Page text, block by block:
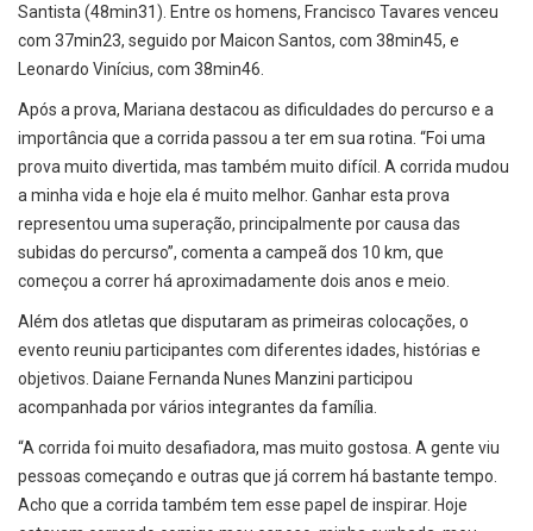
Santista (48min31). Entre os homens, Francisco Tavares venceu
com 37min23, seguido por Maicon Santos, com 38min45, e
Leonardo Vinícius, com 38min46.
Após a prova, Mariana destacou as dificuldades do percurso e a
importância que a corrida passou a ter em sua rotina. “Foi uma
prova muito divertida, mas também muito difícil. A corrida mudou
a minha vida e hoje ela é muito melhor. Ganhar esta prova
representou uma superação, principalmente por causa das
subidas do percurso”, comenta a campeã dos 10 km, que
começou a correr há aproximadamente dois anos e meio.
Além dos atletas que disputaram as primeiras colocações, o
evento reuniu participantes com diferentes idades, histórias e
objetivos. Daiane Fernanda Nunes Manzini participou
acompanhada por vários integrantes da família.
“A corrida foi muito desafiadora, mas muito gostosa. A gente viu
pessoas começando e outras que já correm há bastante tempo.
Acho que a corrida também tem esse papel de inspirar. Hoje